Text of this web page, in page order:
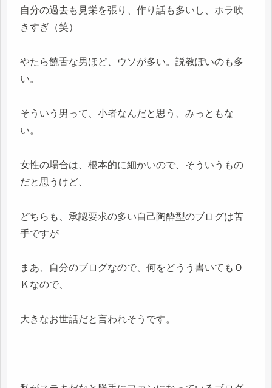
自分の過去も見栄を張り、作り話も多いし、ホラ吹
きすぎ（笑）
やたら饒舌な男ほど、ウソが多い。説教ぽいのも多
い。
そういう男って、小者なんだと思う、みっともな
い。
女性の場合は、根本的に細かいので、そういうもの
だと思うけど、
どちらも、承認要求の多い自己陶酔型のブログは苦
手ですが
まあ、自分のブログなので、何をどうう書いてもＯ
Ｋなので、
大きなお世話だと言われそうです。